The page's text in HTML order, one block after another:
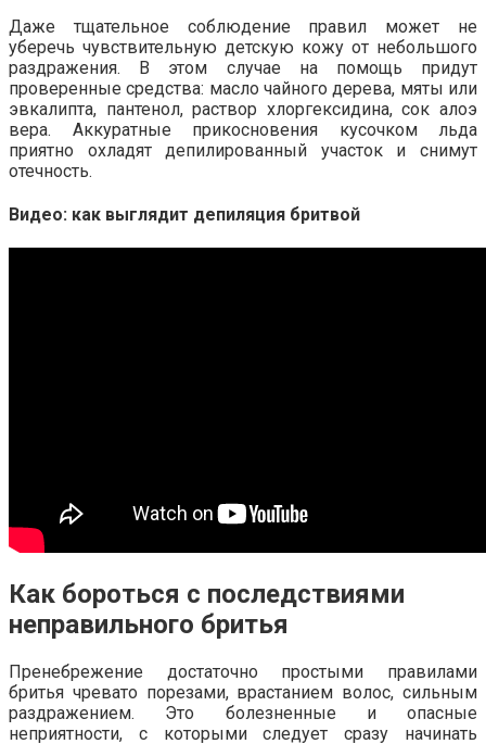
Даже тщательное соблюдение правил может не
уберечь чувствительную детскую кожу от небольшого
раздражения. В этом случае на помощь придут
проверенные средства: масло чайного дерева, мяты или
эвкалипта, пантенол, раствор хлоргексидина, сок алоэ
вера. Аккуратные прикосновения кусочком льда
приятно охладят депилированный участок и снимут
отечность.
Видео: как выглядит депиляция бритвой
Как бороться с последствиями
неправильного бритья
Пренебрежение достаточно простыми правилами
бритья чревато порезами, врастанием волос, сильным
раздражением. Это болезненные и опасные
неприятности, с которыми следует сразу начинать